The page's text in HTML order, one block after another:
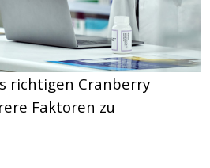
richtigen Cranberry
Faktoren zu